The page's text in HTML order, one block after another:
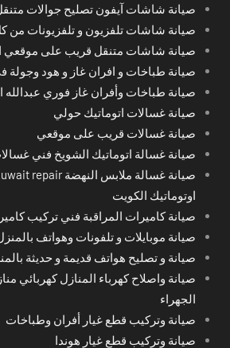
صيانة شاشات آيفون تصليح جوالات
صيانة شاشات تلفزيون و تلفزيونات من
صيانة شاشات متنقل قريب على موقعي
صيانة طباخات و افران غاز و هود وجولة
صيانة طباخات وأفران غاز فوري عبدالله
صيانة غسالات اتوماتيك حولي
صيانة غسالات قريب على موقعي
صيانة غسالة اتوماتيك الشويخ فني
اوتوماتيك الكويت
صيانة كاميرات المراقبة فني تركيب
صيانة موبايلات و تلفونات وهواتف
صيانة و تصليح هواتف قديمة و حديثة
صيانة واصلاح كهرباء المنازل كهربائي
الجهراء
صيانة وتركيب قطع غيار أفران وطباخات
صيانة وتركيب قطع غيار هوندا